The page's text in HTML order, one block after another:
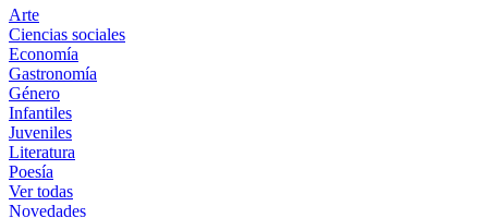
Arte
Ciencias sociales
Economía
Gastronomía
Género
Infantiles
Juveniles
Literatura
Poesía
Ver todas
Novedades